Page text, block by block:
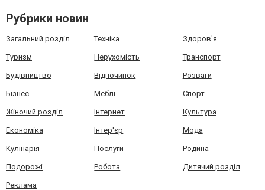
Рубрики новин
Загальний розділ Техніка Здоров'я
Туризм Нерухомість Транспорт
Будівництво Відпочинок Розваги
Бізнес Меблі Спорт
Жіночий розділ Інтернет Культура
Економіка Інтер'єр Мода
Кулінарія Послуги Родина
Подорожі Робота Дитячий розділ
Реклама